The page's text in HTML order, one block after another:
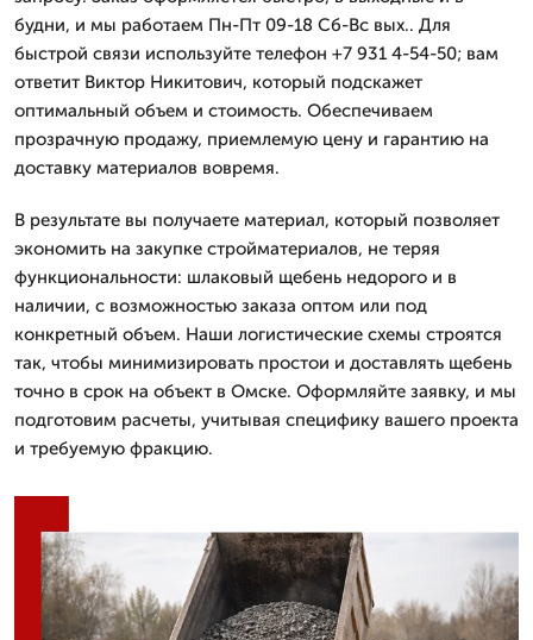
будни, и мы работаем Пн-Пт 09-18 Сб-Вс вых.. Для
быстрой связи используйте телефон +7 931 4-54-50; вам
ответит Виктор Никитович, который подскажет
оптимальный объем и стоимость. Обеспечиваем
прозрачную продажу, приемлемую цену и гарантию на
доставку материалов вовремя.
В результате вы получаете материал, который позволяет
экономить на закупке стройматериалов, не теряя
функциональности: шлаковый щебень недорого и в
наличии, с возможностью заказа оптом или под
конкретный объем. Наши логистические схемы строятся
так, чтобы минимизировать простои и доставлять щебень
точно в срок на объект в Омске. Оформляйте заявку, и мы
подготовим расчеты, учитывая специфику вашего проекта
и требуемую фракцию.